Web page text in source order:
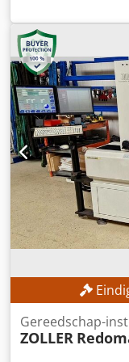
slijpbreedte:300
diameter van de
spilcentrum:565
vlakschlijpmachine
GEGEVENS
300 mm
tablet: 300 mm ×
kg Afstand
Verplaatsingen en
Verplaatsing Y-as:
mm Verdeling
dwarsaanvoer Z-
verplaatsingen
Snelle verplaatsing
Z-as: 460 mm/
mm × 40 mm × 127
besturing:
KNUTH Xpos 3.1
benodigd
Gereedschap-
ZOLLER